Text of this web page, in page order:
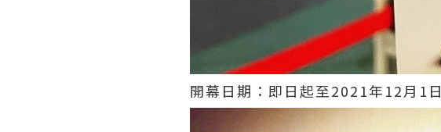
開幕日期：即日起至2021年12月1日